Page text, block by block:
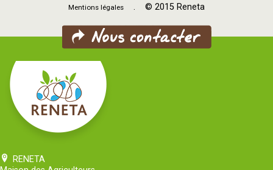
Mentions légales . © 2015 Reneta
RENETA